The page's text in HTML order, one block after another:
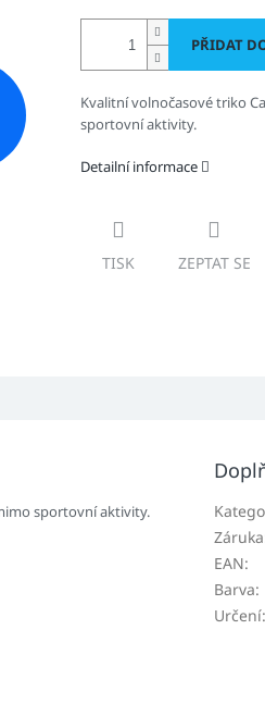
PŘIDAT
Kvalitní volnočasové triko
sportovní aktivity.
Detailní informace
TISK ZEPTAT SE
sportovní aktivity.
Záruka
EAN:
Barva:
Určení: